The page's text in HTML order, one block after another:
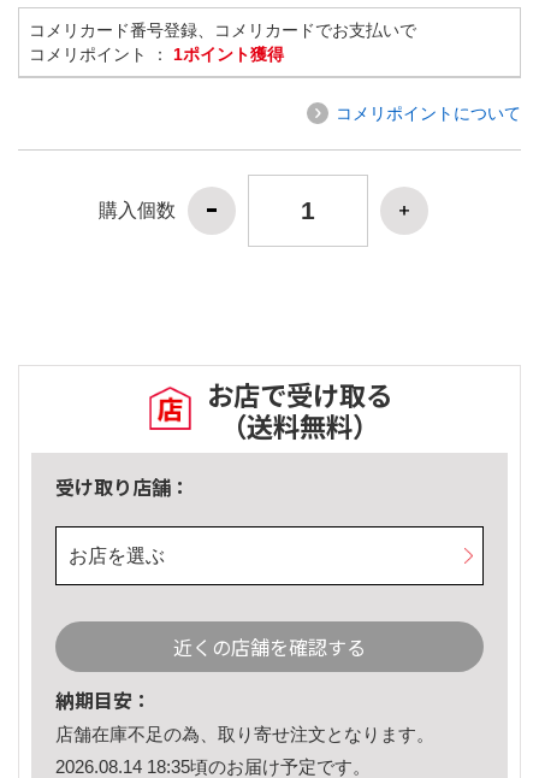
コメリカード番号登録、コメリカードでお支払いで
コメリポイント ： 1ポイント獲得
コメリポイントについて
購入個数
お店で受け取る
（送料無料）
受け取り店舗：
お店を選ぶ
近くの店舗を確認する
納期目安：
店舗在庫不足の為、取り寄せ注文となります。
2026.08.14 18:35頃のお届け予定です。